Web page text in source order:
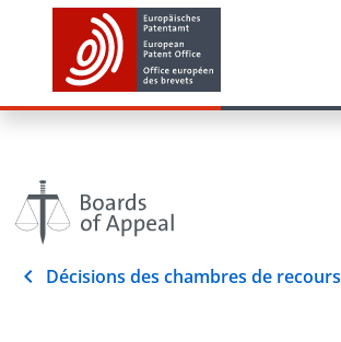
Décisions des chambres de recours